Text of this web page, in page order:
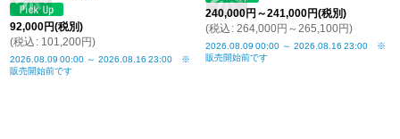
92,000円(税別)
(税込 : 101,200円)
2026.08.09 00:00 ～ 2026.08.16 23:00 ※
販売開始前です
240,000円 ～241,000円(税別)
(税込 : 264,000円 ～265,100円)
2026.08.09 00:00 ～ 2026.08.16 23:00 ※
販売開始前です